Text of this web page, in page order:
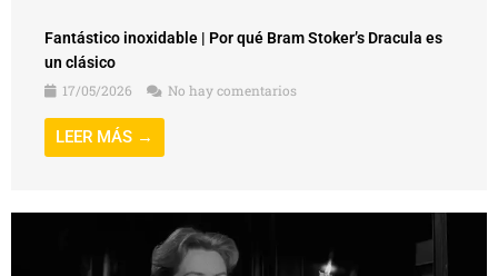
Fantástico inoxidable | Por qué Bram Stoker’s Dracula es
un clásico
17/05/2026
No hay comentarios
LEER MÁS →